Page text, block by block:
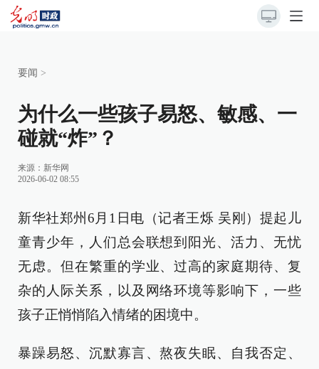
要闻 >
为什么一些孩子易怒、敏感、一
碰就“炸”？
来源： 新华网
2026-06-02 08:55
新华社郑州6月1日电（记者王烁 吴刚）提起儿
童青少年，人们总会联想到阳光、活力、无忧
无虑。但在繁重的学业、过高的家庭期待、复
杂的人际关系，以及网络环境等影响下，一些
孩子正悄悄陷入情绪的困境中。
暴躁易怒、沉默寡言、熬夜失眠、自我否定、